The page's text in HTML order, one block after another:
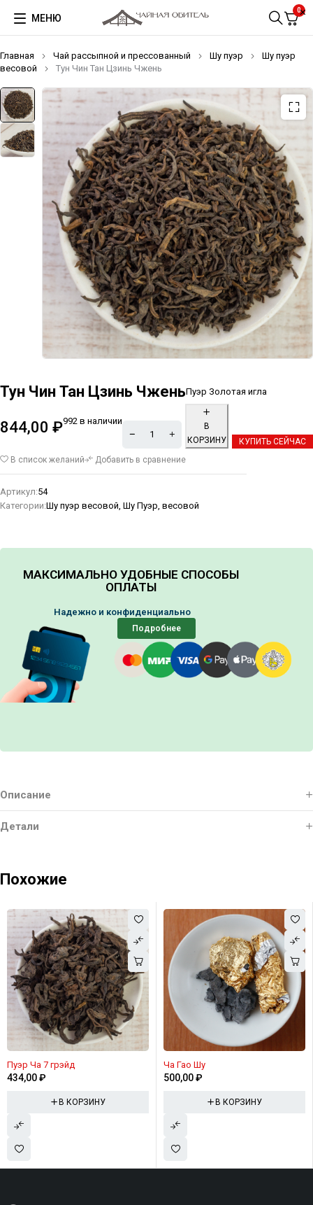
МЕНЮ
0
Главная Чай рассыпной и прессованный Шу пуэр
Шу пуэр
весовой
Тун Чин Тан Цзинь Чжень
Тун Чин Тан Цзинь ЧженьПуэр Золотая игла
844,00 ₽992 в наличии
В
КОРЗИНУ
КУПИТЬ СЕЙЧАС
В список желаний Добавить в сравнение
Артикул:54
Категории:Шу пуэр весовой, Шу Пуэр, весовой
МАКСИМАЛЬНО УДОБНЫЕ СПОСОБЫ
ОПЛАТЫ
Надежно и конфиденциально
Подробнее
Описание
Детали
Похожие
Пуэр Ча 7 грэйд
434,00₽
В КОРЗИНУ
Ча Гао Шу
500,00₽
В КОРЗИНУ